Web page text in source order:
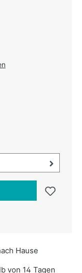
Hause
von 14 Tagen